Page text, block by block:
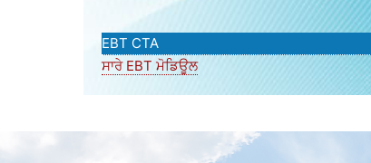
EBT CTA
ਸਾਰੇ EBT ਮੋਡਿਊਲ